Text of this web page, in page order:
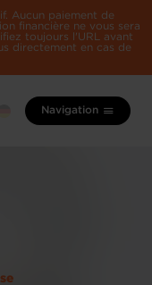
Aucun paiement de
financière ne vous sera
toujours l'URL avant
directement en cas de
Navigation